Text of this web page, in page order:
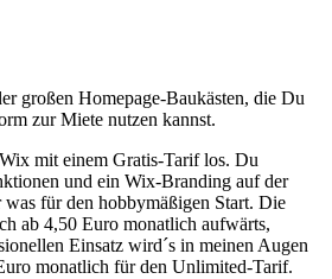
großen Homepage-Baukästen, die Du
zur Miete nutzen kannst.
mit einem Gratis-Tarif los. Du
und ein Wix-Branding auf der
was für den hobbymäßigen Start. Die
ab 4,50 Euro monatlich aufwärts,
Einsatz wird´s in meinen Augen
monatlich für den Unlimited-Tarif.